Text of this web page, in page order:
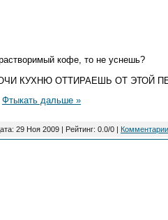
кофе, то не уснешь?
КУХНЮ ОТТИРАЕШЬ ОТ ЭТОЙ
Фтыкать дальше »
29 Ноя 2009 | Рейтинг: 0.0/0 |